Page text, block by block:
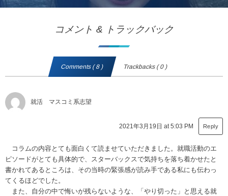
コメント & トラックバック
Comments ( 8 ) Trackbacks ( 0 )
就活 マスコミ系志望
2021年3月19日 at 5:03 PM Reply
コラムの内容とても面白くて読ませていただきました。就職活動のエ
ピソードがとても具体的で、スターバックスで気持ちを落ち着かせたと
書かれてあるところは、その当時の緊張感が読み手である私にも伝わっ
てくるほどでした。
また、自分の中で悔いが残らないような、「やり切った」と思える就